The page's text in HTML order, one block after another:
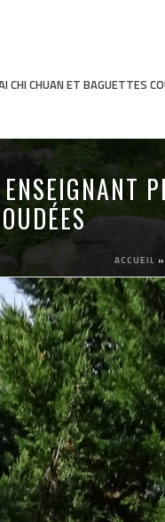
CHI CHUAN ET BAGUETTES
ACCUEIL »